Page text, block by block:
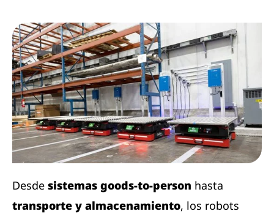
Desde sistemas goods-to-person hasta
transporte y almacenamiento, los robots